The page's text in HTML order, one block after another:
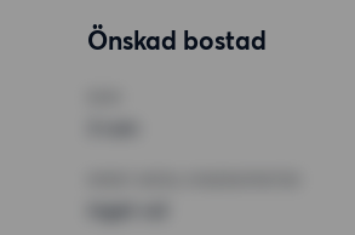
Önskad bostad